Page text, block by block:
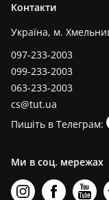
Контакти
Україна, м.
097-233-2003
099-233-2003
063-233-2003
cs@tut.ua
Пишіть в Телеграм:
Ми в соц. мережах